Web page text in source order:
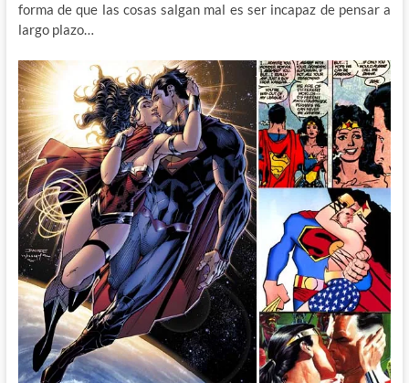
forma de que las cosas salgan mal es ser incapaz de pensar a
largo plazo…